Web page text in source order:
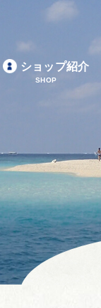
ショップ紹介
SHOP